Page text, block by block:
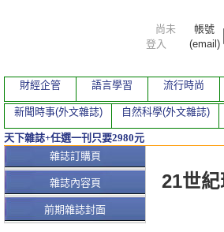
本期文
21世
雜誌訂購頁
雜誌內容頁
前期雜誌封面
尚未
登入
帳號
(email)
財經企管 語言學習 流行時尚
新聞時事(外文雜誌) 自然科學(外文雜誌)
天下雜誌+任選一刊只要2980元